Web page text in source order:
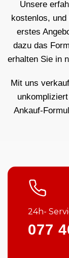
Unsere
kostenlos,
erstes
dazu das
erhalten Sie in
Mit uns
Ankauf-
24h-
077